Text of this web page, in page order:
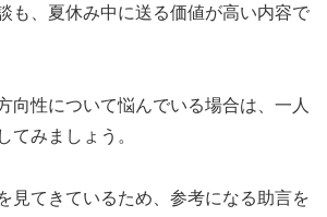
も、夏休み中に送る価値が高い内容で
向性について悩んでいる場合は、一人
てみましょう。
見てきているため、参考になる助言を